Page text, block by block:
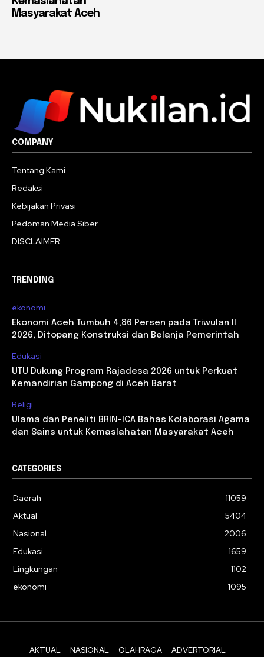
Masyarakat Aceh
COMPANY
Tentang Kami
Redaksi
Kebijakan Privasi
Pedoman Media Siber
DISCLAIMER
TRENDING
ekonomi
Ekonomi Aceh Tumbuh 4,86 Persen pada Triwulan II
2026, Ditopang Konstruksi dan Belanja Pemerintah
Edukasi
UTU Dukung Program Rajadesa 2026 untuk Perkuat
Kemandirian Gampong di Aceh Barat
Religi
Ulama dan Peneliti BRIN-ICA Bahas Kolaborasi Agama
dan Sains untuk Kemaslahatan Masyarakat Aceh
CATEGORIES
Daerah
11059
Aktual
5404
Nasional
2006
Edukasi
1659
Lingkungan
1102
ekonomi
1095
AKTUAL NASIONAL OLAHRAGA ADVERTORIAL